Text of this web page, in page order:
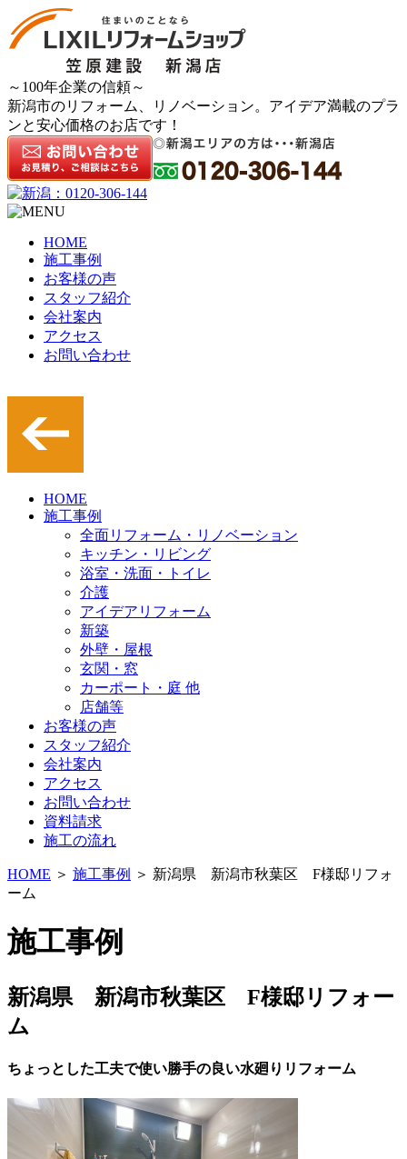
～100年企業の信頼～
新潟市のリフォーム、リノベーション。アイデア満載のプラ
ンと安心価格のお店です！
HOME
施工事例
お客様の声
スタッフ紹介
会社案内
アクセス
お問い合わせ
HOME
施工事例
全面リフォーム・リノベーション
キッチン・リビング
浴室・洗面・トイレ
介護
アイデアリフォーム
新築
外壁・屋根
玄関・窓
カーポート・庭 他
店舗等
お客様の声
スタッフ紹介
会社案内
アクセス
お問い合わせ
資料請求
施工の流れ
HOME ＞ 施工事例
＞ 新潟県 新潟市秋葉区 F様邸リフォ
ーム
施工事例
新潟県 新潟市秋葉区 F様邸リフォー
ム
ちょっとした工夫で使い勝手の良い水廻りリフォーム